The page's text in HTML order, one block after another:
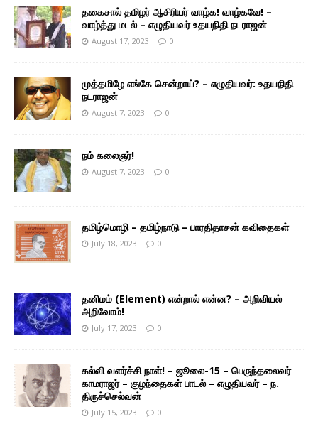
தகைசால் தமிழர் ஆசிரியர் வாழ்க! வாழ்கவே! –
வாழ்த்து மடல் – எழுதியவர் உதயநிதி நடராஜன்
August 17, 2023 0
முத்தமிழே எங்கே சென்றாய்? – எழுதியவர்: உதயநிதி
நடராஜன்
August 7, 2023 0
நம் கலைஞர்!
August 7, 2023 0
தமிழ்மொழி – தமிழ்நாடு – பாரதிதாசன் கவிதைகள்
July 18, 2023 0
தனிமம் (Element) என்றால் என்ன? – அறிவியல்
அறிவோம்!
July 17, 2023 0
கல்வி வளர்ச்சி நாள்! – ஜூலை-15 – பெருந்தலைவர்
காமராஜர் – குழந்தைகள் பாடல் – எழுதியவர் – ந.
திருச்செல்வன்
July 15, 2023 0